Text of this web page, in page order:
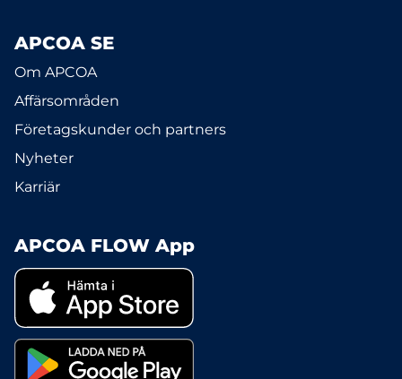
APCOA SE
Om APCOA
Affärsområden
Företagskunder och partners
Nyheter
Karriär
APCOA FLOW App